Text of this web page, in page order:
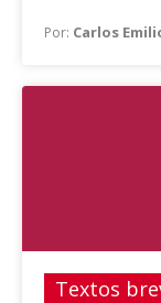
presencia
una
lo largo de
diversos
sujeto.
Por: Carlos
Textos